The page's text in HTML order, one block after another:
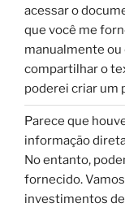
acessar o
que você me
manualmente
compartilhar o
poderei criar um
Parece que
informação
No entanto,
fornecido.
investimentos